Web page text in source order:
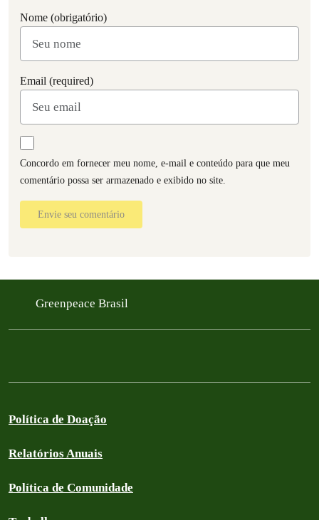
Nome (obrigatório)
Email (required)
Concordo em fornecer meu nome, e-mail e conteúdo para que meu
comentário possa ser armazenado e exibido no site.
Envie seu comentário
Greenpeace Brasil
Política de Doação
Relatórios Anuais
Política de Comunidade